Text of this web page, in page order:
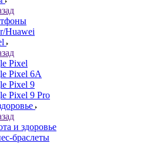
Huawei
Pixel
Pixel 6A
Pixel 9
Pixel 9 Pro
и здоровье
браслеты